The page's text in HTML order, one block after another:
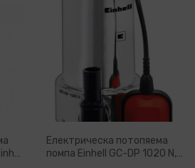
Електрическа потопяема
помпа Einhell GC-DP 1020 N,